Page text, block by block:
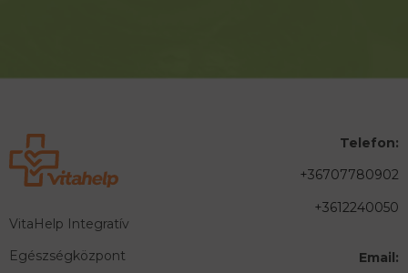
VitaHelp Integratív
Egészségközpont
Telefon:
+36707780902
+3612240050
Email: